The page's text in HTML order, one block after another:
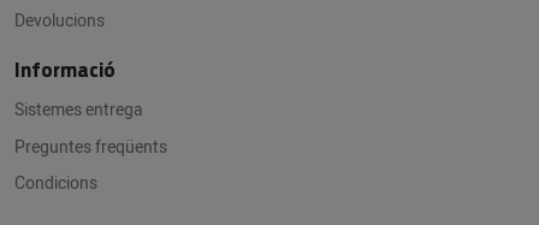
Devolucions
Informació
Sistemes entrega
Preguntes freqüents
Condicions